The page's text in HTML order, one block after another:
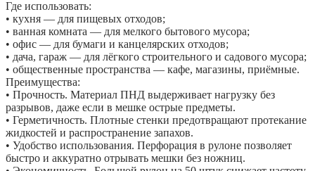
Где использовать:
• кухня — для пищевых отходов;
• ванная комната — для мелкого бытового мусора;
• офис — для бумаги и канцелярских отходов;
• дача, гараж — для лёгкого строительного и садового мусора;
• общественные пространства — кафе, магазины, приёмные.
Преимущества:
• Прочность. Материал ПНД выдерживает нагрузку без
разрывов, даже если в мешке острые предметы.
• Герметичность. Плотные стенки предотвращают протекание
жидкостей и распространение запахов.
• Удобство использования. Перфорация в рулоне позволяет
быстро и аккуратно отрывать мешки без ножниц.